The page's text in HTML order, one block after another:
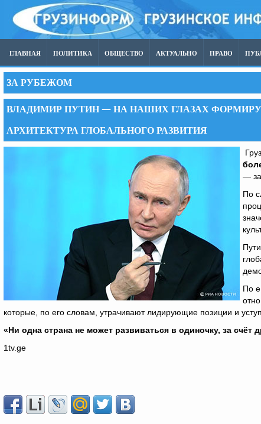
ГЛАВНАЯ ПОЛИТИКА ОБЩЕСТВО АКТУАЛЬНО ПРАВО
ЗА РУБЕЖОМ
ВЛАДИМИР ПУТИН — НА НАШИХ ГЛАЗАХ
АРХИТЕКТУРА ГЛОБАЛЬНОГО РАЗВИТИЯ
—
По
По
которые, по его словам, утрачивают лидирующие позиции и
«Ни одна страна не может развиваться в одиночку, за счёт
1tv.ge